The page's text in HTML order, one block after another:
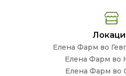
Елена Фарм во
Елена Фарм во
Елена Фарм во